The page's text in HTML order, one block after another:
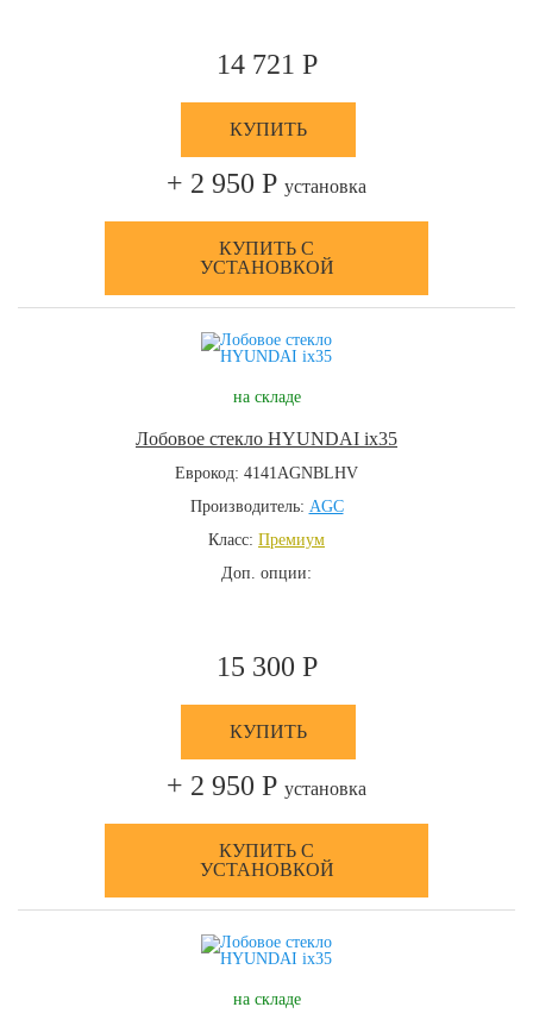
14 721 Р
КУПИТЬ
+ 2 950 Р установка
КУПИТЬ С
УСТАНОВКОЙ
на складе
Лобовое стекло HYUNDAI ix35
Еврокод: 4141AGNBLHV
Производитель: AGC
Класс: Премиум
Доп. опции:
15 300 Р
КУПИТЬ
+ 2 950 Р установка
КУПИТЬ С
УСТАНОВКОЙ
на складе